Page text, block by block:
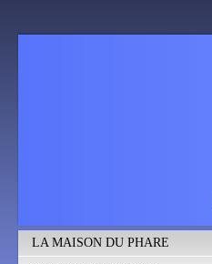
LA MAISON DU PHARE